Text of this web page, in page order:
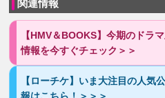
関連情報
【HMV＆BOOKS】今期のドラ
情報を今すぐチェック＞＞
【ローチケ】いま大注目の人気